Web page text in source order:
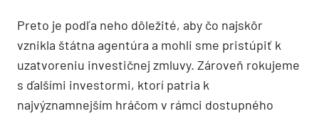
Preto je podľa neho dôležité, aby čo najskôr
vznikla štátna agentúra a mohli sme pristúpiť k
uzatvoreniu investičnej zmluvy. Zároveň rokujeme
s ďalšími investormi, ktorí patria k
najvýznamnejším hráčom v rámci dostupného